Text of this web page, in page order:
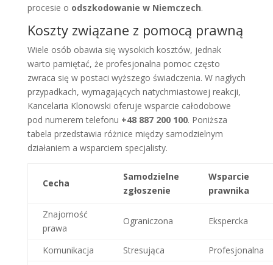
procesie o odszkodowanie w Niemczech.
Koszty związane z pomocą prawną
Wiele osób obawia się wysokich kosztów, jednak
warto pamiętać, że profesjonalna pomoc często
zwraca się w postaci wyższego świadczenia. W nagłych
przypadkach, wymagających natychmiastowej reakcji,
Kancelaria Klonowski oferuje wsparcie całodobowe
pod numerem telefonu +48 887 200 100. Poniższa
tabela przedstawia różnice między samodzielnym
działaniem a wsparciem specjalisty.
Cecha
Samodzielne
zgłoszenie
Wsparcie
prawnika
Znajomość
prawa
Ograniczona Ekspercka
Komunikacja Stresująca
Profesjonalna